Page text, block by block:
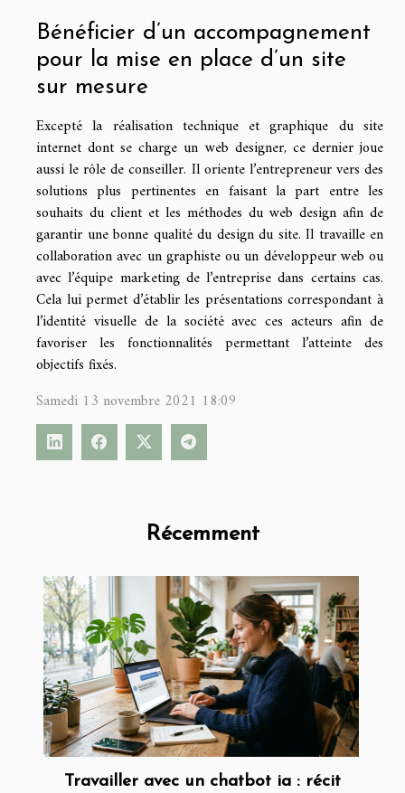
Récemment
Travailler avec un chatbot ia : récit
Bénéficier d’un accompagnement
pour la mise en place d’un site
sur mesure
Excepté la réalisation technique et graphique du site
internet dont se charge un web designer, ce dernier joue
aussi le rôle de conseiller. Il oriente l’entrepreneur vers des
solutions plus pertinentes en faisant la part entre les
souhaits du client et les méthodes du web design afin de
garantir une bonne qualité du design du site. Il travaille en
collaboration avec un graphiste ou un développeur web ou
avec l’équipe marketing de l’entreprise dans certains cas.
Cela lui permet d’établir les présentations correspondant à
l’identité visuelle de la société avec ces acteurs afin de
favoriser les fonctionnalités permettant l’atteinte des
objectifs fixés.
Samedi 13 novembre 2021 18:09